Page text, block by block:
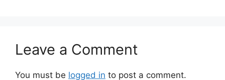
Leave a Comment
You must be logged in to post a comment.